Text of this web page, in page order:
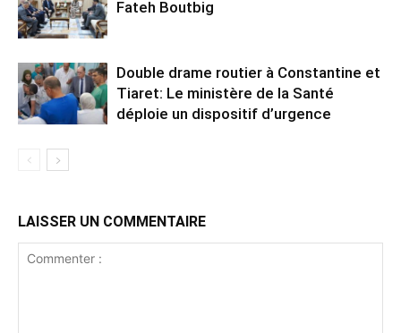
Fateh Boutbig
Double drame routier à Constantine et
Tiaret: Le ministère de la Santé
déploie un dispositif d’urgence
LAISSER UN COMMENTAIRE